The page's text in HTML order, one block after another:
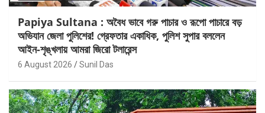
Papiya Sultana : অবৈধ ভাবে গরু পাচার ও রূপো পাচারে বড়
অভিযান জেলা পুলিশের! গ্রেফতার একাধিক, পুলিশ সুপার বললেন
আইন-শৃঙ্খলায় আমরা জিরো টলারেন্স
6 August 2026 Sunil Das